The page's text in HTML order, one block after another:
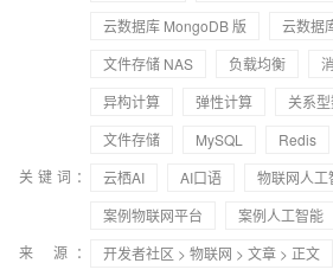
云数据库 MongoDB 版
云数据
文件存储 NAS
负载均衡
异构计算
弹性计算 关系
文件存储
MySQL Redis
关键词：
云栖AI AI口语
物联网人工
案例物联网平台
案例人工智能
来 源：
开发者社区 > 物联网 > 文章 > 正文